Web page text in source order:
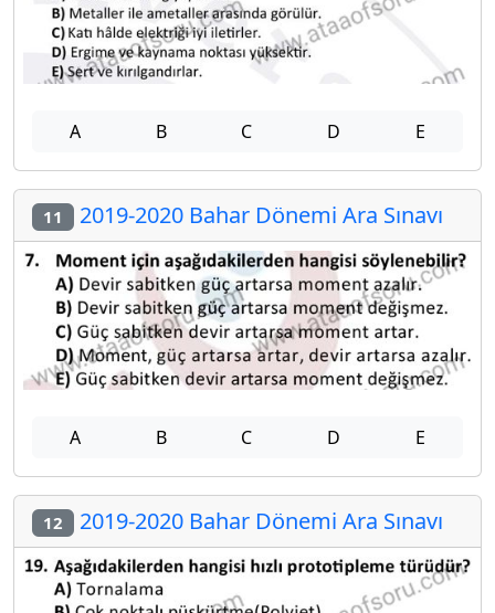
A B C D E
11 2019-2020 Bahar Dönemi Ara Sınavı
A B C D E
12 2019-2020 Bahar Dönemi Ara Sınavı